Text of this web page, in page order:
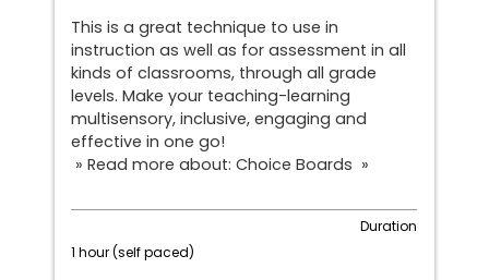
This is a great technique to use in
instruction as well as for assessment in all
kinds of classrooms, through all grade
levels. Make your teaching-learning
multisensory, inclusive, engaging and
effective in one go!
» Read more about: Choice Boards »
Duration
1 hour (self paced)